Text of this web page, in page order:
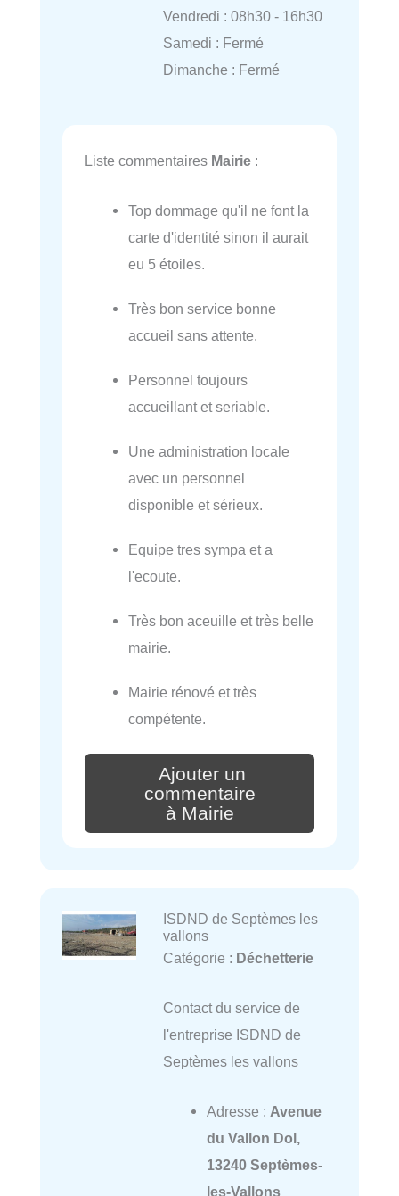
Vendredi : 08h30 - 16h30
Samedi : Fermé
Dimanche : Fermé
Liste commentaires Mairie :
Top dommage qu'il ne font la
carte d'identité sinon il aurait
eu 5 étoiles.
Très bon service bonne
accueil sans attente.
Personnel toujours
accueillant et seriable.
Une administration locale
avec un personnel
disponible et sérieux.
Equipe tres sympa et a
l'ecoute.
Très bon aceuille et très belle
mairie.
Mairie rénové et très
compétente.
Ajouter un
commentaire
à Mairie
ISDND de Septèmes les
vallons
Catégorie : Déchetterie
Contact du service de
l'entreprise ISDND de
Septèmes les vallons
Adresse : Avenue
du Vallon Dol,
13240 Septèmes-
les-Vallons